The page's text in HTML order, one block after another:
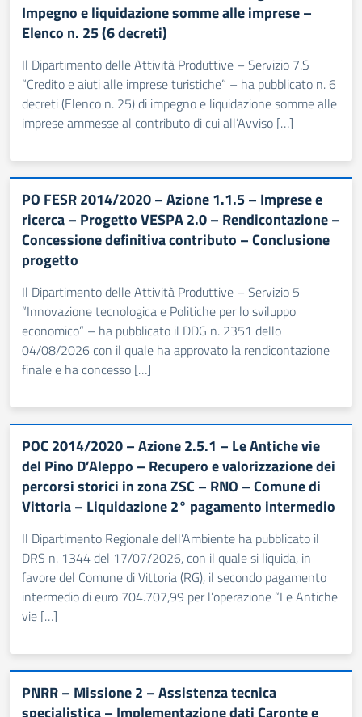
Impegno e liquidazione somme alle imprese –
Elenco n. 25 (6 decreti)
Il Dipartimento delle Attività Produttive – Servizio 7.S
“Credito e aiuti alle imprese turistiche” – ha pubblicato n. 6
decreti (Elenco n. 25) di impegno e liquidazione somme alle
imprese ammesse al contributo di cui all’Avviso […]
PO FESR 2014/2020 – Azione 1.1.5 – Imprese e
ricerca – Progetto VESPA 2.0 – Rendicontazione –
Concessione definitiva contributo – Conclusione
progetto
Il Dipartimento delle Attività Produttive – Servizio 5
“Innovazione tecnologica e Politiche per lo sviluppo
economico” – ha pubblicato il DDG n. 2351 dello
04/08/2026 con il quale ha approvato la rendicontazione
finale e ha concesso […]
POC 2014/2020 – Azione 2.5.1 – Le Antiche vie
del Pino D’Aleppo – Recupero e valorizzazione dei
percorsi storici in zona ZSC – RNO – Comune di
Vittoria – Liquidazione 2° pagamento intermedio
Il Dipartimento Regionale dell’Ambiente ha pubblicato il
DRS n. 1344 del 17/07/2026, con il quale si liquida, in
favore del Comune di Vittoria (RG), il secondo pagamento
intermedio di euro 704.707,99 per l’operazione “Le Antiche
vie […]
PNRR – Missione 2 – Assistenza tecnica
specialistica – Implementazione dati Caronte e